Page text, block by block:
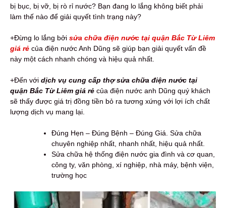
bị bục, bị vỡ, bị rò rỉ nước? Bạn đang lo lắng không biết phải
làm thế nào để giải quyết tình trạng này?
+Đừng lo lắng bởi sửa chữa điện nước tại quận Bắc Từ Liêm
giá rẻ của điện nước Anh Dũng sẽ giúp bạn giải quyết vấn đề
này một cách nhanh chóng và hiệu quả nhất.
+Đến với dịch vụ cung cấp thợ sửa chữa điện nước tại
quận Bắc Từ Liêm giá rẻ của điện nước anh Dũng quý khách
sẽ thấy được giá trị đồng tiền bỏ ra tương xứng với lợi ích chất
lượng dịch vụ mang lại.
Đúng Hẹn – Đúng Bệnh – Đúng Giá. Sửa chữa
chuyên nghiệp nhất, nhanh nhất, hiệu quả nhất.
Sửa chữa hệ thống điện nước gia đình và cơ quan,
công ty, văn phòng, xí nghiệp, nhà máy, bệnh viện,
trường học